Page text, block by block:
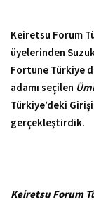
Keiretsu Forum
üyelerinden
Fortune Türkiye
adamı seçilen
Türkiye’deki
gerçekleştirdik.
Keiretsu Forum